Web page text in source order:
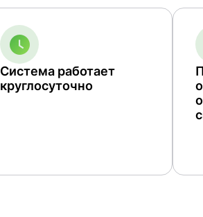
Система работает
круглосуточно